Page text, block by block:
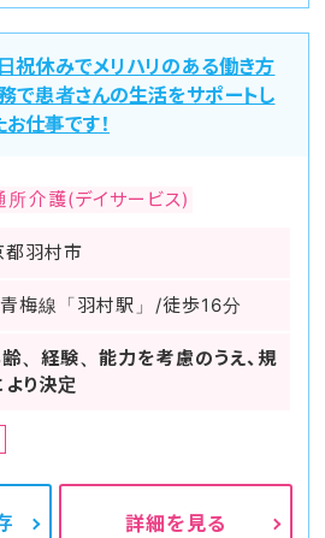
祝休みでメリハリのある働き方
で患者さんの生活をサポートし
仕事です！
介護(デイサービス)
都羽村市
青梅線「羽村駅」/徒歩16分
、経験、能力を考慮のうえ、規
り決定
詳細を見る